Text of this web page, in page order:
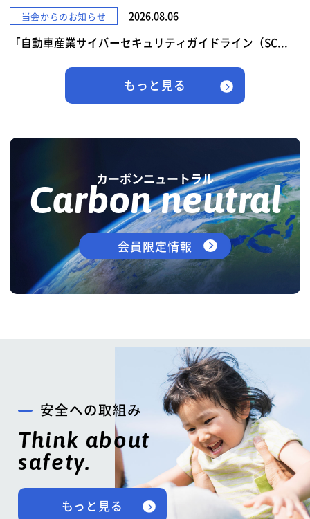
当会からのお知らせ 2026.08.06
「自動車産業サイバーセキュリティガイドライン（SC...
もっと見る
カーボンニュートラル
Carbon neutral
会員限定情報
安全への取組み
Think about
safety.
もっと見る